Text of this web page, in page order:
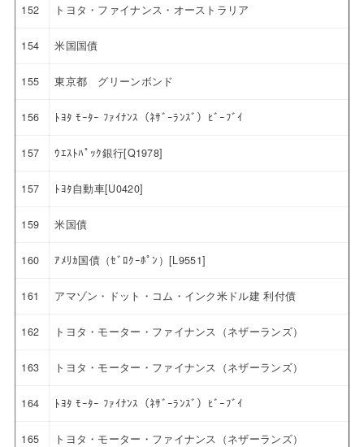
152 トヨタ・ファイナンス・オーストラリア
154 米国国債
155 東京都 グリーンボンド
156 ﾄﾖﾀ ﾓｰﾀｰ ﾌｧｲﾅﾝｽ（ﾈｻﾞｰﾗﾝｽﾞ）ﾋﾞｰﾌﾞｲ
157 ｳｴｽﾄﾊﾟｯｸ銀行[Q1978]
157 ﾄﾖﾀ自動車[U0420]
159 米国債
160 ｱﾒﾘｶ国債（ｾﾞﾛｸｰﾎﾟﾝ）[L9551]
161 アマゾン・ドット・コム・インク米ドル建 利付債
162 トヨタ・モーター・ファイナンス（ネザーランズ）
163 トヨタ・モーター・ファイナンス（ネザーランズ）
164 ﾄﾖﾀ ﾓｰﾀｰ ﾌｧｲﾅﾝｽ（ﾈｻﾞｰﾗﾝｽﾞ）ﾋﾞｰﾌﾞｲ
165 トヨタ・モーター・ファイナンス（ネザーランズ）